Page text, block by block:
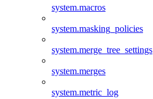
system.macros
system.masking_policies
system.merge_tree_settings
system.merges
system.metric_log